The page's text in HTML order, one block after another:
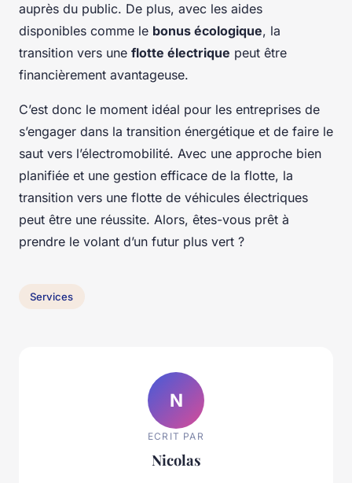
auprès du public. De plus, avec les aides
disponibles comme le bonus écologique, la
transition vers une flotte électrique peut être
financièrement avantageuse.
C’est donc le moment idéal pour les entreprises de
s’engager dans la transition énergétique et de faire le
saut vers l’électromobilité. Avec une approche bien
planifiée et une gestion efficace de la flotte, la
transition vers une flotte de véhicules électriques
peut être une réussite. Alors, êtes-vous prêt à
prendre le volant d’un futur plus vert ?
Services
N
ECRIT PAR
Nicolas